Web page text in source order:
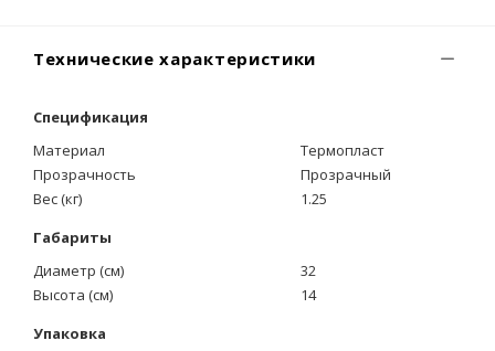
Технические характеристики
Спецификация
Материал
Термопласт
Прозрачность
Прозрачный
Вес (кг)
1.25
Габариты
Диаметр (см)
32
Высота (см)
14
Упаковка